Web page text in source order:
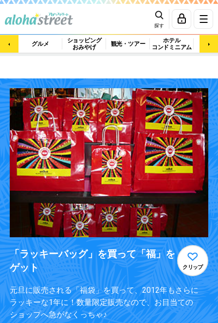
探す
グルメ
ショッピング
おみやげ
観光・ツアー
ホテル
コンドミニアム
マッ
「ラッキーバッグ」を買って「福」を
ゲット
クリップ
元旦に販売される「福袋」を買って、2012年もさらに
ラッキーな1年に！数量限定販売なので、お目当ての
ショップへ急がなくっちゃ♪